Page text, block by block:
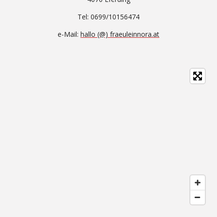
Tel: 0699/10156474
e-Mail: hallo (@) fraeuleinnora.at